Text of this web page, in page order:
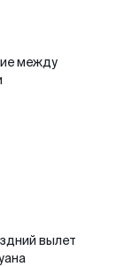
между
вылет